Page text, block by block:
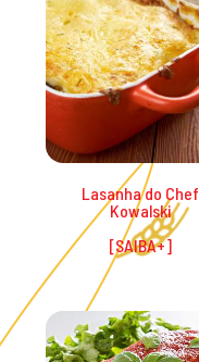
Lasanha do Chef
Kowalski